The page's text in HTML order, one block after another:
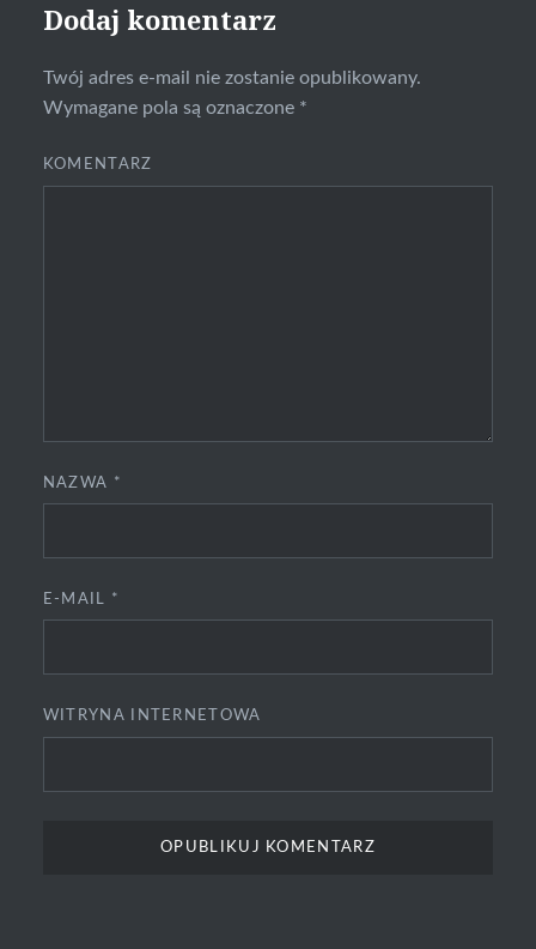
Dodaj komentarz
Twój adres e-mail nie zostanie opublikowany.
Wymagane pola są oznaczone *
KOMENTARZ
NAZWA *
E-MAIL *
WITRYNA INTERNETOWA